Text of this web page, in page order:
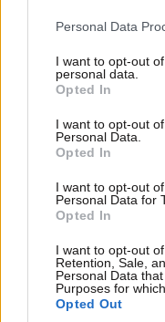
Please note that this
not limited to your visit
grant or deny consent
use your data for
consent section.
Personal Data
I want to opt-out
personal data.
Opted In
I want to opt-out
Personal Data.
Opted In
I want to opt-out
Personal Data for
Opted In
I want to opt-out
Retention, Sale,
Personal Data
Purposes for
Opted Out
Σαν σήμερα 10
για λίγο το
πέντε θαλασσών»